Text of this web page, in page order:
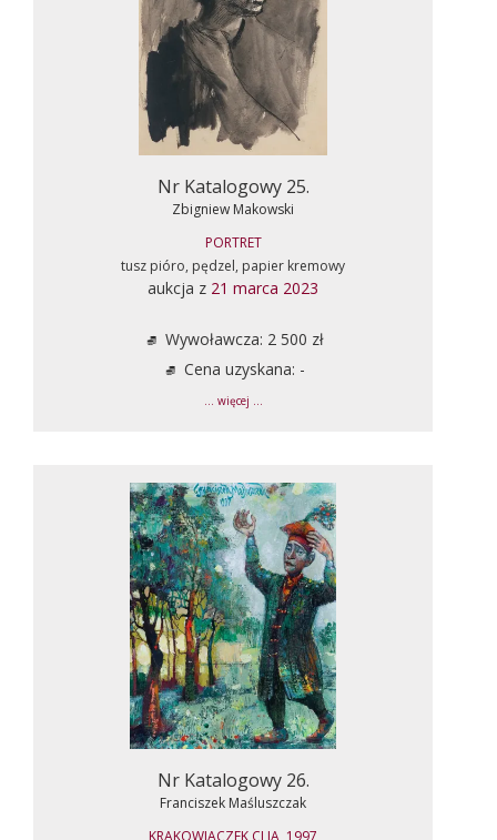
Nr Katalogowy 25.
Zbigniew Makowski
PORTRET
tusz pióro, pędzel, papier kremowy
aukcja z 21 marca 2023
Wywoławcza: 2 500 zł
Cena uzyskana: -
... więcej ...
Nr Katalogowy 26.
Franciszek Maśluszczak
KRAKOWIACZEK CI JA, 1997